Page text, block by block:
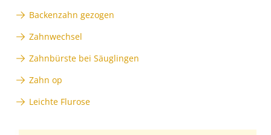
Backenzahn gezogen
Zahnwechsel
Zahnbürste bei Säuglingen
Zahn op
Leichte Flurose